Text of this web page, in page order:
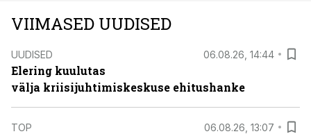
VIIMASED UUDISED
UUDISED 06.08.26, 14:44
Elering kuulutas
välja kriisijuhtimiskeskuse ehitushanke
TOP 06.08.26, 13:07